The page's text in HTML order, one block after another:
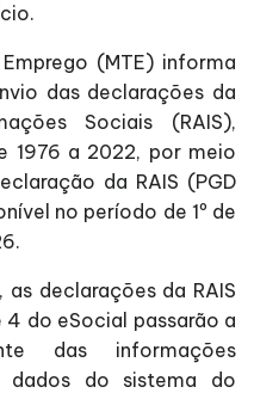
(MTE) informa
das declarações da
Sociais (RAIS),
1976 a 2022, por meio
da RAIS (PGD
no período de 1º de
declarações da RAIS
4 do eSocial passarão a
das informações
dados do sistema do